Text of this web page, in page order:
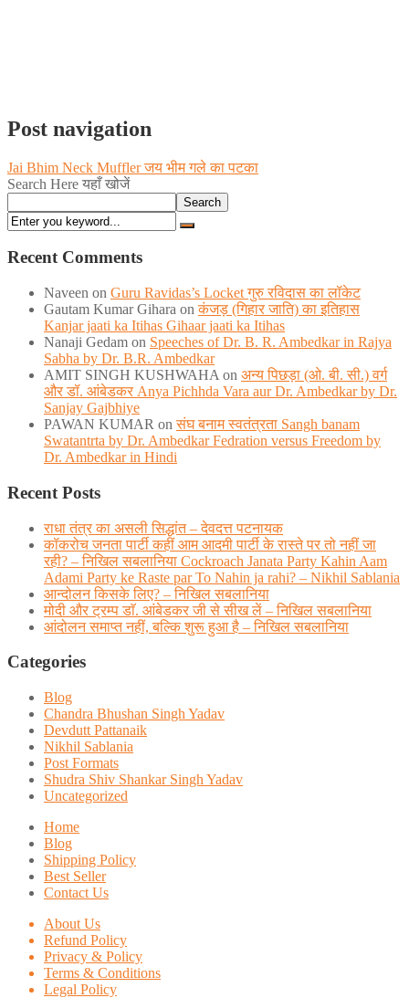
Post navigation
Jai Bhim Neck Muffler जय भीम गले का पटका
Search Here यहाँ खोजें
Search
Recent Comments
Naveen on Guru Ravidas’s Locket गुरु रविदास का लॉकेट
Gautam Kumar Gihara onकंजड़ (गिहार जाति) का इतिहास
Kanjar jaati ka Itihas Gihaar jaati ka Itihas
Nanaji Gedam on Speeches of Dr. B. R. Ambedkar in Rajya
Sabha by Dr. B.R. Ambedkar
AMIT SINGH KUSHWAHA on अन्य पिछड़ा (ओ. बी. सी.) वर्ग
और डॉ. आंबेडकर Anya Pichhda Vara aur Dr. Ambedkar by Dr.
Sanjay Gajbhiye
PAWAN KUMAR onसंघ बनाम स्वतंत्रता Sangh banam
Swatantrta by Dr. Ambedkar Fedration versus Freedom by
Dr. Ambedkar in Hindi
Recent Posts
राधा तंत्र का असली सिद्धांत – देवदत्त पटनायक
कॉकरोच जनता पार्टी कहीं आम आदमी पार्टी के रास्ते पर तो नहीं जा
रही? – निखिल सबलानिया Cockroach Janata Party Kahin Aam
Adami Party ke Raste par To Nahin ja rahi? – Nikhil Sablania
आन्दोलन किसके लिए? – निखिल सबलानिया
मोदी और ट्रम्प डाॅ. आंबेडकर जी से सीख लें – निखिल सबलानिया
आंदोलन समाप्त नहीं, बल्कि शुरू हुआ है – निखिल सबलानिया
Categories
Blog
Chandra Bhushan Singh Yadav
Devdutt Pattanaik
Nikhil Sablania
Post Formats
Shudra Shiv Shankar Singh Yadav
Uncategorized
Home
Blog
Shipping Policy
Best Seller
Contact Us
About Us
Refund Policy
Privacy & Policy
Terms & Conditions
Legal Policy